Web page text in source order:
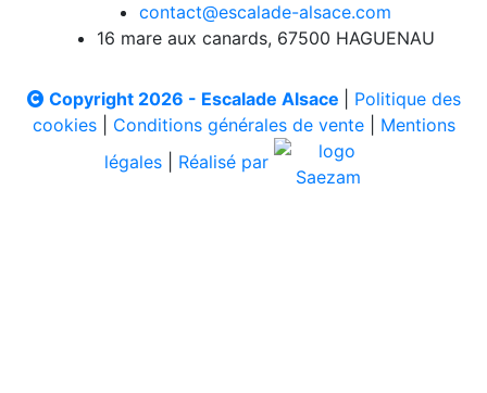
contact@escalade-alsace.com
16 mare aux canards, 67500 HAGUENAU
Copyright 2026 - Escalade Alsace
Politique des
cookies| Conditions générales de vente| Mentions
légales
Réalisé par